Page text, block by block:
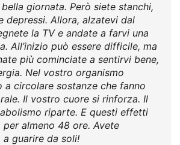
giornata. Però siete stanchi,
depressi. Allora, alzatevi dal
la TV e andate a farvi una
All’inizio può essere difficile, ma
più cominciate a sentirvi bene,
Nel vostro organismo
a circolare sostanze che fanno
Il vostro cuore si rinforza. Il
riparte. E questi effetti
per almeno 48 ore. Avete
guarire da soli!